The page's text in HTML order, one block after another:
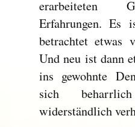
erarbeiteten
Erfahrungen. Es
betrachtet etwas
Und neu ist dann
ins gewohnte
sich
widerständlich